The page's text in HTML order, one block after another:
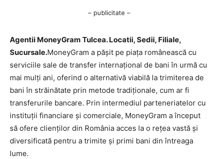
– publicitate –
Agentii MoneyGram Tulcea. Locatii, Sedii, Filiale,
Sucursale.MoneyGram a pășit pe piața românească cu
serviciile sale de transfer internațional de bani în urmă cu
mai mulți ani, oferind o alternativă viabilă la trimiterea de
bani în străinătate prin metode tradiționale, cum ar fi
transferurile bancare. Prin intermediul parteneriatelor cu
instituții financiare și comerciale, MoneyGram a început
să ofere clienților din România acces la o rețea vastă și
diversificată pentru a trimite și primi bani din întreaga
lume.